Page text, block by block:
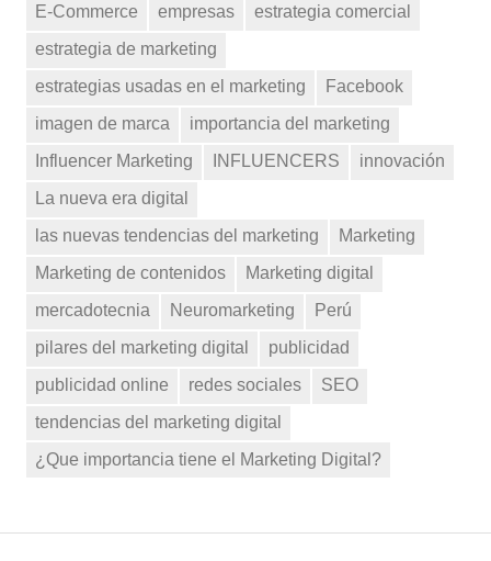
E-Commerce
empresas
estrategia comercial
estrategia de marketing
estrategias usadas en el marketing
Facebook
imagen de marca
importancia del marketing
Influencer Marketing
INFLUENCERS
innovación
La nueva era digital
las nuevas tendencias del marketing
Marketing
Marketing de contenidos
Marketing digital
mercadotecnia
Neuromarketing
Perú
pilares del marketing digital
publicidad
publicidad online
redes sociales
SEO
tendencias del marketing digital
¿Que importancia tiene el Marketing Digital?